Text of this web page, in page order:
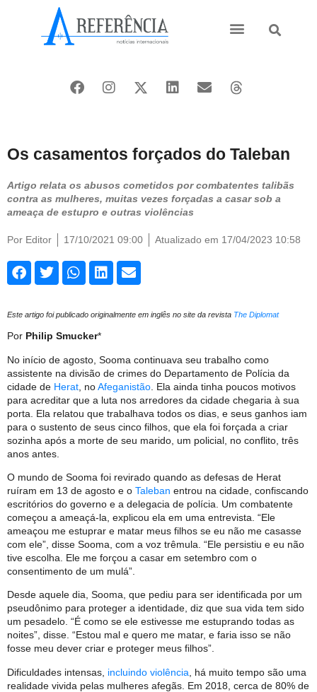
Os casamentos forçados do Taleban
Artigo relata os abusos cometidos por combatentes talibãs
contra as mulheres, muitas vezes forçadas a casar sob a
ameaça de estupro e outras violências
Por Editor 17/10/2021 09:00 Atualizado em 17/04/2023 10:58
Este artigo foi publicado originalmente em inglês no site da revista The Diplomat
Por Philip Smucker*
No início de agosto, Sooma continuava seu trabalho como
assistente na divisão de crimes do Departamento de Polícia da
cidade de Herat , noAfeganistão . Ela ainda tinha poucos motivos
para acreditar que a luta nos arredores da cidade chegaria à sua
porta. Ela relatou que trabalhava todos os dias, e seus ganhos iam
para o sustento de seus cinco filhos, que ela foi forçada a criar
sozinha após a morte de seu marido, um policial, no conflito, três
anos antes.
O mundo de Sooma foi revirado quando as defesas de Herat
ruíram em 13 de agosto e o Taleban entrou na cidade, confiscando
escritórios do governo e a delegacia de polícia. Um combatente
começou a ameaçá-la, explicou ela em uma entrevista. “Ele
ameaçou me estuprar e matar meus filhos se eu não me casasse
com ele”, disse Sooma, com a voz trêmula. “Ele persistiu e eu não
tive escolha. Ele me forçou a casar em setembro com o
consentimento de um mulá”.
Desde aquele dia, Sooma, que pediu para ser identificada por um
pseudônimo para proteger a identidade, diz que sua vida tem sido
um pesadelo. “É como se ele estivesse me estuprando todas as
noites”, disse. “Estou mal e quero me matar, e faria isso se não
fosse meu dever criar e proteger meus filhos”.
Dificuldades intensas, incluindo violência , há muito tempo são uma
realidade vivida pelas mulheres afegãs. Em 2018, cerca de 80% de